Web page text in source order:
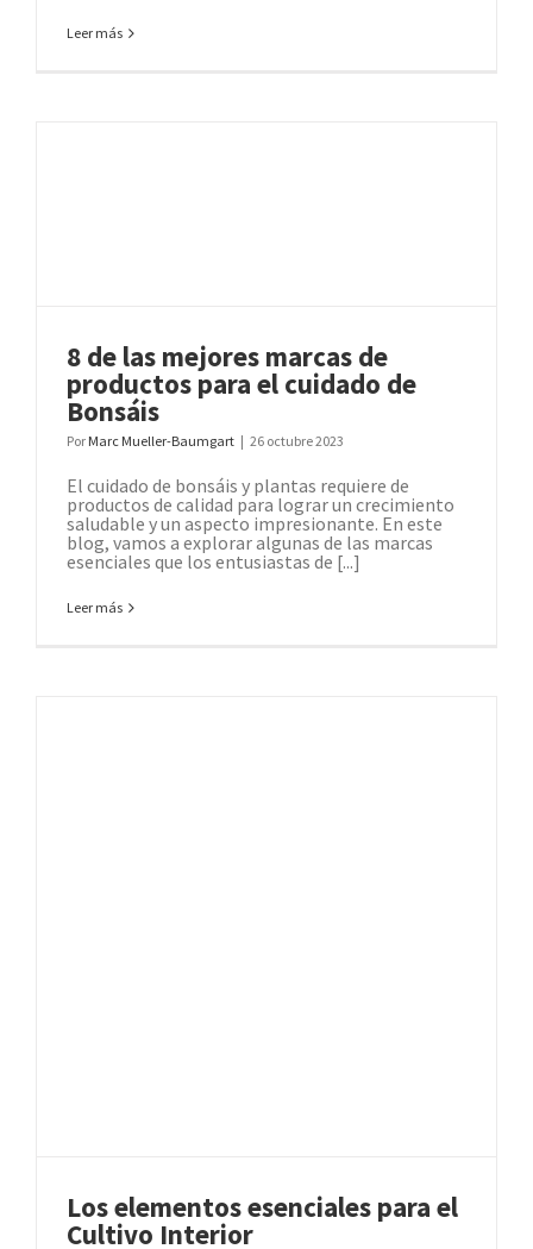
Leer más
8 de las mejores marcas de
productos para el cuidado de
Bonsáis
Por Marc Mueller-Baumgart | 26 octubre 2023
El cuidado de bonsáis y plantas requiere de
productos de calidad para lograr un crecimiento
saludable y un aspecto impresionante. En este
blog, vamos a explorar algunas de las marcas
esenciales que los entusiastas de [...]
Leer más
Los elementos esenciales para el
Cultivo Interior